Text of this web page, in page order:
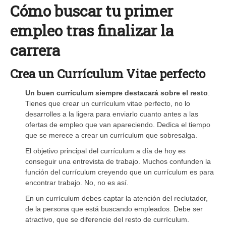
Cómo buscar tu primer
empleo tras finalizar la
carrera
Crea un Currículum Vitae perfecto
Un buen currículum siempre destacará sobre el resto
Tienes que crear un currículum vitae perfecto, no lo
desarrolles a la ligera para enviarlo cuanto antes a las
ofertas de empleo que van apareciendo. Dedica el tiempo
que se merece a crear un currículum que sobresalga.
El objetivo principal del currículum a día de hoy es
conseguir una entrevista de trabajo. Muchos confunden la
función del currículum creyendo que un currículum es para
encontrar trabajo. No, no es así.
En un currículum debes captar la atención del reclutador,
de la persona que está buscando empleados. Debe ser
atractivo, que se diferencie del resto de currículum.